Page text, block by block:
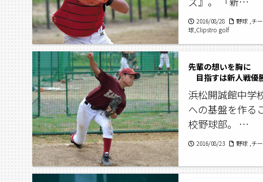
2016/08/28 野球 ,チ
球,Clipstro golf
先輩の想いを胸に
目指すは新人戦優
浜松開誠館中学
への基盤を作る
校野球部。 …
2016/08/23 野球 ,チ